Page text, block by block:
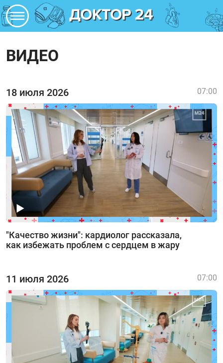
ВИДЕО
18 июля 2026
"Качество жизни": кардиолог рассказала,
как избежать проблем с сердцем в жару
07:00
11 июля 2026 07:00